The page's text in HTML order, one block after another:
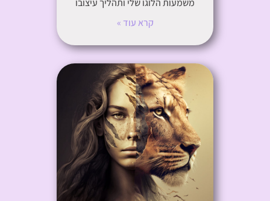
משמעות הלוגו שלי ותהליך עיצובו
קרא עוד »